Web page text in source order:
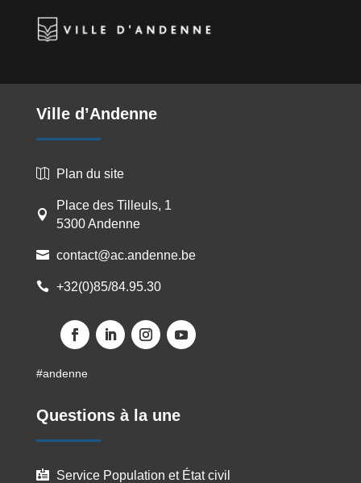
Ville d’Andenne
 Plan du site

Place des Tilleuls, 1
5300 Andenne
 contact@ac.andenne.be
 +32(0)85/84.95.30
#andenne
Questions à la une
 Service Population et État civil